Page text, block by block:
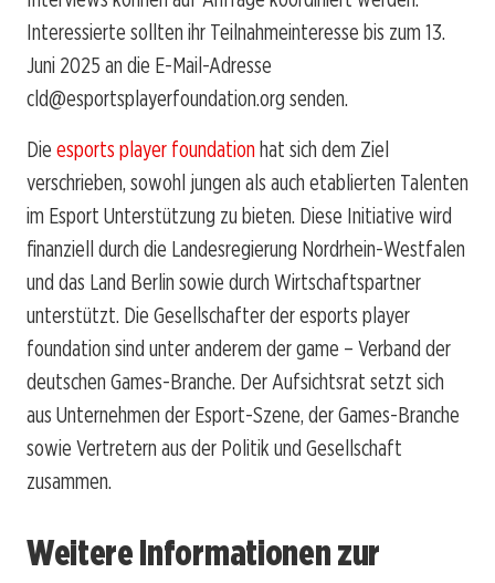
Interessierte sollten ihr Teilnahmeinteresse bis zum 13.
Juni 2025 an die E-Mail-Adresse
cld@esportsplayerfoundation.org senden.
Die esports player foundation hat sich dem Ziel
verschrieben, sowohl jungen als auch etablierten Talenten
im Esport Unterstützung zu bieten. Diese Initiative wird
finanziell durch die Landesregierung Nordrhein-Westfalen
und das Land Berlin sowie durch Wirtschaftspartner
unterstützt. Die Gesellschafter der esports player
foundation sind unter anderem der game – Verband der
deutschen Games-Branche. Der Aufsichtsrat setzt sich
aus Unternehmen der Esport-Szene, der Games-Branche
sowie Vertretern aus der Politik und Gesellschaft
zusammen.
Weitere Informationen zur